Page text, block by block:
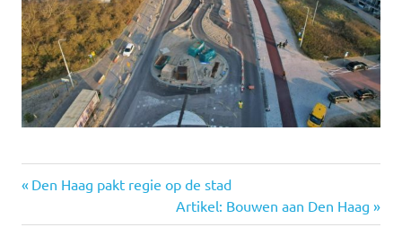
pasen
Bericht
navigatie
Vorige
Den Haag pakt regie op de stad
Volgende
bericht:
Artikel: Bouwen aan Den Haag